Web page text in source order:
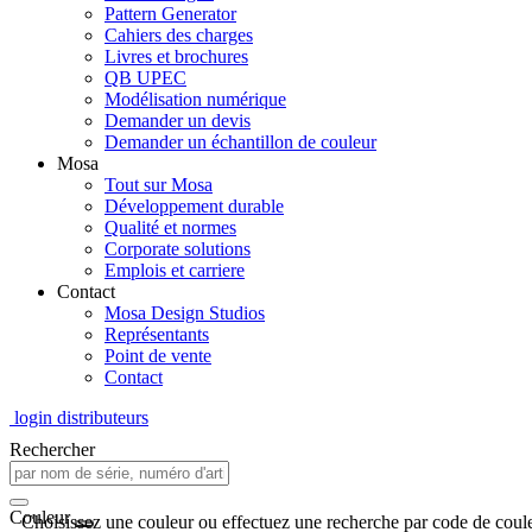
Pattern Generator
Cahiers des charges
Livres et brochures
QB UPEC
Modélisation numérique
Demander un devis
Demander un échantillon de couleur
Mosa
Tout sur Mosa
Développement durable
Qualité et normes
Corporate solutions
Emplois et carriere
Contact
Mosa Design Studios
Représentants
Point de vente
Contact
login distributeurs
Rechercher
Couleur
Choisissez une couleur ou effectuez une recherche par code de